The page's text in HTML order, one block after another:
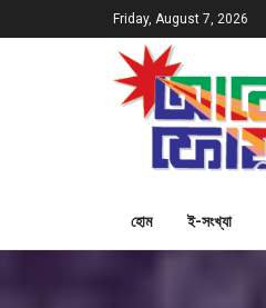
Friday, August 7, 2026
হোম ই-সংখ্যা